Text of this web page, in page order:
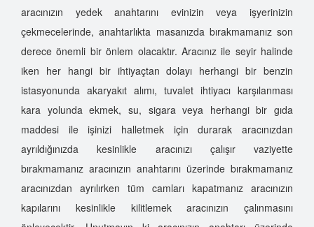
aracınızın yedek anahtarını evinizin veya işyerinizin
çekmecelerinde, anahtarlıkta masanızda bırakmamanız son
derece önemli bir önlem olacaktır. Aracınız ile seyir halinde
iken her hangi bir ihtiyaçtan dolayı herhangi bir benzin
istasyonunda akaryakıt alımı, tuvalet ihtiyacı karşılanması
kara yolunda ekmek, su, sigara veya herhangi bir gıda
maddesi ile işinizi halletmek için durarak aracınızdan
ayrıldığınızda kesinlikle aracınızı çalışır vaziyette
bırakmamanız aracınızın anahtarını üzerinde bırakmamanız
aracınızdan ayrılırken tüm camları kapatmanız aracınızın
kapılarını kesinlikle kilitlemek aracınızın çalınmasını